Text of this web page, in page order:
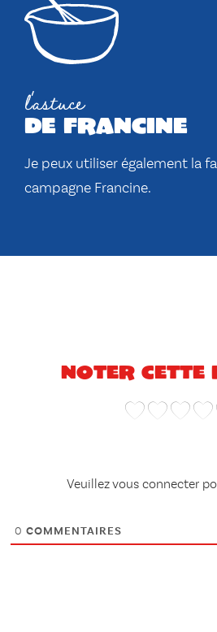
l'astuce
de francine
Je peux utiliser également la
campagne Francine.
Noter cette
Veuillez vous connecter
0 COMMENTAIRES